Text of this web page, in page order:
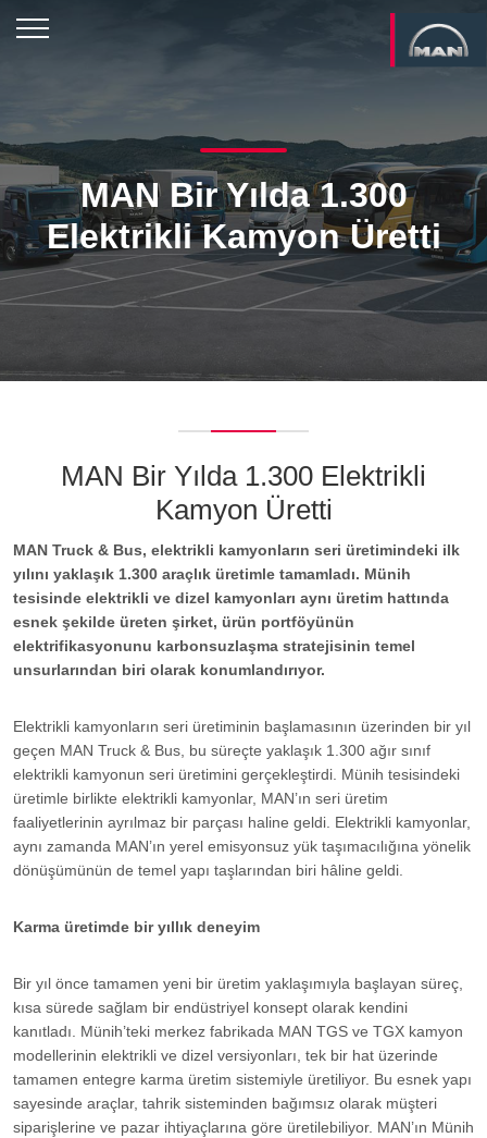
MAN Bir Yılda 1.300
Elektrikli Kamyon Üretti
MAN Bir Yılda 1.300 Elektrikli
Kamyon Üretti
MAN Truck & Bus, elektrikli kamyonların seri üretimindeki ilk
yılını yaklaşık 1.300 araçlık üretimle tamamladı. Münih
tesisinde elektrikli ve dizel kamyonları aynı üretim hattında
esnek şekilde üreten şirket, ürün portföyünün
elektrifikasyonunu karbonsuzlaşma stratejisinin temel
unsurlarından biri olarak konumlandırıyor.
Elektrikli kamyonların seri üretiminin başlamasının üzerinden bir yıl
geçen MAN Truck & Bus, bu süreçte yaklaşık 1.300 ağır sınıf
elektrikli kamyonun seri üretimini gerçekleştirdi. Münih tesisindeki
üretimle birlikte elektrikli kamyonlar, MAN’ın seri üretim
faaliyetlerinin ayrılmaz bir parçası haline geldi. Elektrikli kamyonlar,
aynı zamanda MAN’ın yerel emisyonsuz yük taşımacılığına yönelik
dönüşümünün de temel yapı taşlarından biri hâline geldi.
Karma üretimde bir yıllık deneyim
Bir yıl önce tamamen yeni bir üretim yaklaşımıyla başlayan süreç,
kısa sürede sağlam bir endüstriyel konsept olarak kendini
kanıtladı. Münih’teki merkez fabrikada MAN TGS ve TGX kamyon
modellerinin elektrikli ve dizel versiyonları, tek bir hat üzerinde
tamamen entegre karma üretim sistemiyle üretiliyor. Bu esnek yapı
sayesinde araçlar, tahrik sisteminden bağımsız olarak müşteri
siparişlerine ve pazar ihtiyaçlarına göre üretilebiliyor. MAN’ın Münih